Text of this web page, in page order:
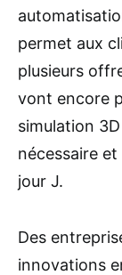
permet aux
plusieurs
vont encore
simulation
nécessaire
jour J.
Des
innovations